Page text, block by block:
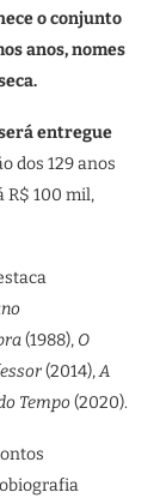
o conjunto
anos, nomes
entregue
dos 129 anos
R$ 100 mil,
(1988), O
(2014),A
Tempo(2020).